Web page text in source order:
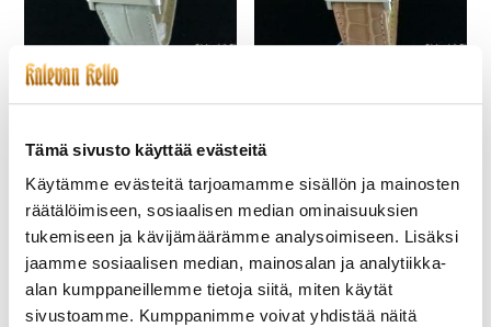
Tämä sivusto käyttää evästeitä
Käytämme evästeitä tarjoamamme sisällön ja mainosten
räätälöimiseen, sosiaalisen median ominaisuuksien
tukemiseen ja kävijämäärämme analysoimiseen. Lisäksi
jaamme sosiaalisen median, mainosalan ja analytiikka-
alan kumppaneillemme tietoja siitä, miten käytät
sivustoamme. Kumppanimme voivat yhdistää näitä
ETERNA-219-NOS 1935
LADY AUTOMAATTI